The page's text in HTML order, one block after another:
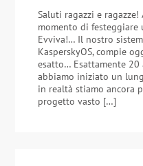
Saluti ragazzi e
momento di festeggiare
Evviva!… Il nostro
KasperskyOS, compie
esatto… Esattamente 20
abbiamo iniziato un
in realtà stiamo ancora
progetto vasto […]